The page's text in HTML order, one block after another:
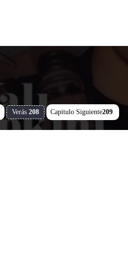
Verás 208 Capitulo Siguiente209